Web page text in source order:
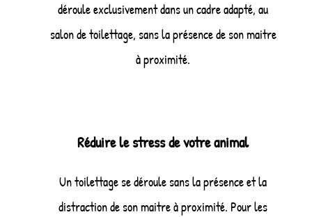
déroule exclusivement dans un cadre adapté, au
salon de toilettage, sans la présence de son maitre
à proximité.
Réduire le stress de votre animal
Un toilettage se déroule sans la présence et la
distraction de son maitre à proximité. Pour les